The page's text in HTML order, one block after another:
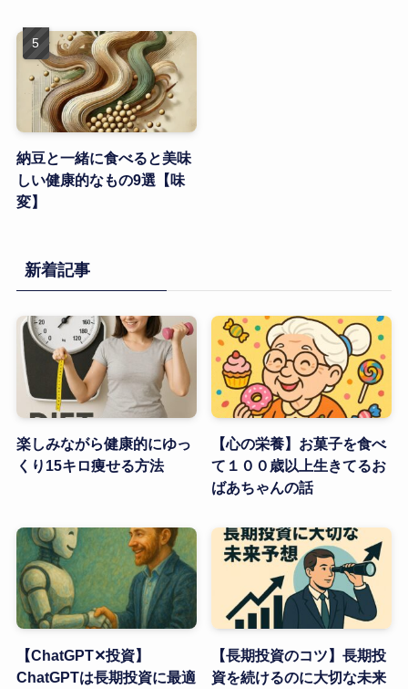
納豆と一緒に食べると美味
しい健康的なもの9選【味
変】
新着記事
楽しみながら健康的にゆっ
くり15キロ痩せる方法
【心の栄養】お菓子を食べ
て１００歳以上生きてるお
ばあちゃんの話
【ChatGPT✕投資】
ChatGPTは長期投資に最適
【長期投資のコツ】長期投
資を続けるのに大切な未来